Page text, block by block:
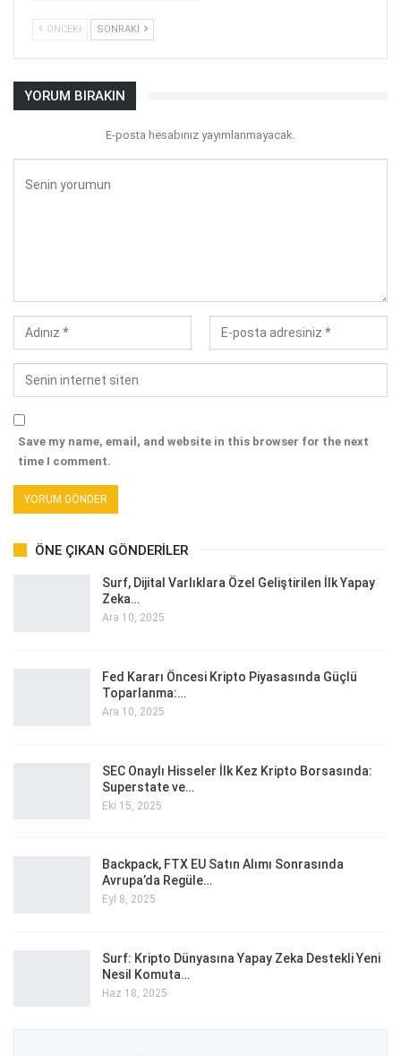
ÖNCEKI SONRAKI
YORUM BIRAKIN
E-posta hesabınız yayımlanmayacak.
Save my name, email, and website in this browser for the next
time I comment.
ÖNE ÇIKAN GÖNDERILER
Surf, Dijital Varlıklara Özel Geliştirilen İlk Yapay
Zeka…
Ara 10, 2025
Fed Kararı Öncesi Kripto Piyasasında Güçlü
Toparlanma:…
Ara 10, 2025
SEC Onaylı Hisseler İlk Kez Kripto Borsasında:
Superstate ve…
Eki 15, 2025
Backpack, FTX EU Satın Alımı Sonrasında
Avrupa’da Regüle…
Eyl 8, 2025
Surf: Kripto Dünyasına Yapay Zeka Destekli Yeni
Nesil Komuta…
Haz 18, 2025